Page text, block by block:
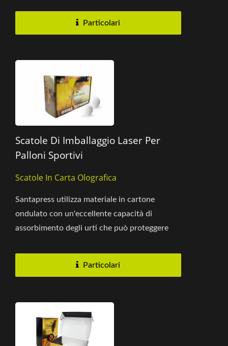
Particolari
Scatole Di Imballaggio Laser Per
Palloni Sportivi
Scatole In Carta Olografica
Santapress utilizza materiale in cartone
ondulato con un'eccellente capacità di
assorbimento degli urti che può proteggere
Particolari